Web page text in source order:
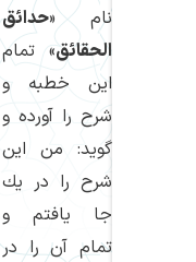
نام «حدائق
الحقائق» تمام
این خطبه و
شرح را آورده و
گوید: من این
شرح را در یك
جا یافتم و
تمام آن را در